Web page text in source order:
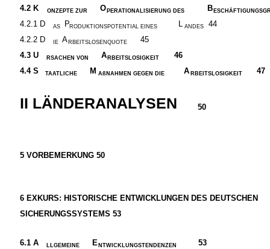
4.2 K ONZEPTE ZUR O PERATIONALISIERUNG DES B
4.2.1 D AS PRODUKTIONSPOTENTIAL EINES L ANDES
44
4.2.2 D
IE A RBEITSLOSENQUOTE
45
4.3 U RSACHEN VON A RBEITSLOSIGKEIT
46
4.4 S TAATLICHE M AßNAHMEN GEGEN DIE A RBEITSLOSIGKEIT 47
II LÄNDERANALYSEN 50
5 VORBEMERKUNG 50
6 EXKURS: HISTORISCHE ENTWICKLUNGEN DES DEUTSCHEN
SICHERUNGSSYSTEMS 53
6.1 A LLGEMEINE E NTWICKLUNGSTENDENZEN
53